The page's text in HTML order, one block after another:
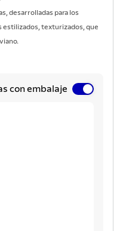
desarrolladas para los
estilizados, texturizados, que
con embalaje